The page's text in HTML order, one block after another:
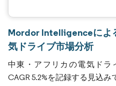
Mordor Intelligenceによ
気ドライブ市場分析
中東・アフリカの電気ドラ
CAGR 5.2%を記録する見込み